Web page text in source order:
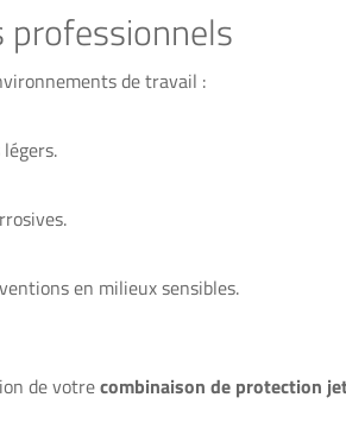
professionnels
de travail :
en milieux sensibles.
de votrecombinaison de protection